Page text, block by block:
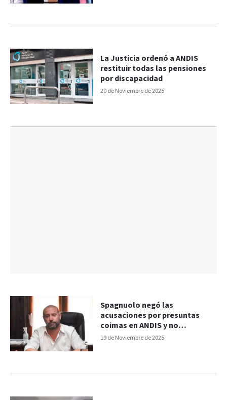
20 de Noviembre de 2025
La Justicia ordenó a ANDIS
restituir todas las pensiones
por discapacidad
19 de Noviembre de 2025
Spagnuolo negó las
acusaciones por presuntas
coimas en ANDIS y no
respondió preguntas